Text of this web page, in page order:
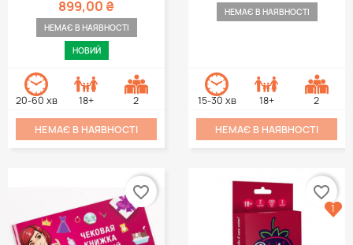
899,00 ₴
НЕМАЄ В НАЯВНОСТІ
НОВИЙ
20-60 хв 18+ 2
НЕМАЄ В НАЯВНОСТІ
НЕМАЄ В НАЯВНОСТІ
15-30 хв 18+ 2
НЕМАЄ В НАЯВНОСТІ
favorite_border favorite_border
1